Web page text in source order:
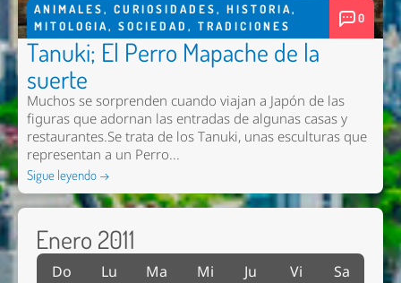
ANIMALES, CURIOSIDADES, HISTORIA,
MITOLOGIA, SOCIEDAD , TRADICIONES
0
Tanuki; El Perro Mapache de la
suerte
Muchos se sorprenden cuando viajan a Japón de las
figuras que adornan las entradas de algunas casas y
restaurantes.Se trata de los Tanuki, unas esculturas que
representan a un Perro...
Sigue leyendo →
Enero 2011
Do Lu Ma Mi Ju Vi
Sa